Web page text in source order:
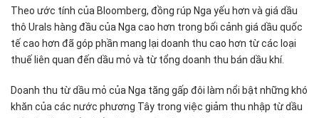
Theo ước tính của Bloomberg, đồng rúp Nga yếu hơn và giá dầu
thô Urals hàng đầu của Nga cao hơn trong bối cảnh giá dầu quốc
tế cao hơn đã góp phần mang lại doanh thu cao hơn từ các loại
thuế liên quan đến dầu mỏ và từ tổng doanh thu bán dầu khí.
Doanh thu từ dầu mỏ của Nga tăng gấp đôi làm nổi bật những khó
khăn của các nước phương Tây trong việc giảm thu nhập từ dầu